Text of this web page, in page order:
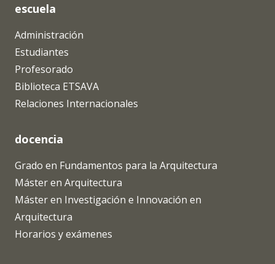
escuela
Administración
Estudiantes
Profesorado
Biblioteca ETSAVA
Relaciones Internacionales
docencia
Grado en Fundamentos para la Arquitectura
Máster en Arquitectura
Máster en Investigación e Innovación en
Arquitectura
Horarios y exámenes